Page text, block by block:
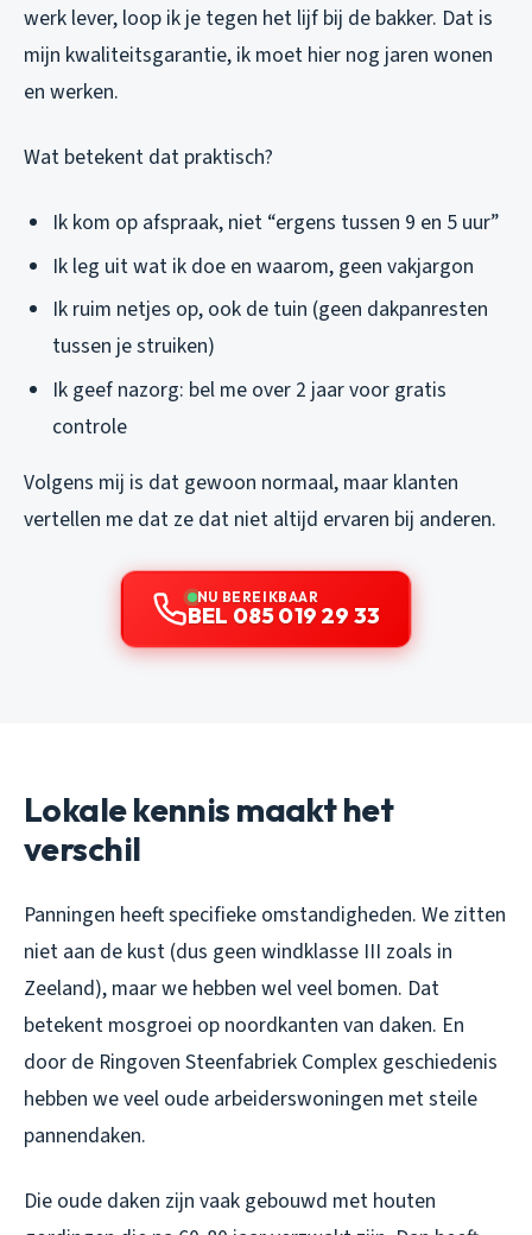
werk lever, loop ik je tegen het lijf bij de bakker. Dat is
mijn kwaliteitsgarantie, ik moet hier nog jaren wonen
en werken.
Wat betekent dat praktisch?
Ik kom op afspraak, niet “ergens tussen 9 en 5 uur”
Ik leg uit wat ik doe en waarom, geen vakjargon
Ik ruim netjes op, ook de tuin (geen dakpanresten
tussen je struiken)
Ik geef nazorg: bel me over 2 jaar voor gratis
controle
Volgens mij is dat gewoon normaal, maar klanten
vertellen me dat ze dat niet altijd ervaren bij anderen.
NU BEREIKBAAR
BEL 085 019 29 33
Lokale kennis maakt het
verschil
Panningen heeft specifieke omstandigheden. We zitten
niet aan de kust (dus geen windklasse III zoals in
Zeeland), maar we hebben wel veel bomen. Dat
betekent mosgroei op noordkanten van daken. En
door de Ringoven Steenfabriek Complex geschiedenis
hebben we veel oude arbeiderswoningen met steile
pannendaken.
Die oude daken zijn vaak gebouwd met houten